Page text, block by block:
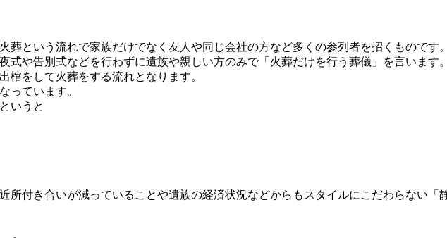
という流れで家族だけでなく友人や同じ会社の方など多くの参列者を招くものです。
や告別式などを行わずに遺族や親しい方のみで「火葬だけを行う葬儀」を言います。
棺をして火葬をする流れとなります。
っています。
いうと
所付き合いが減っていることや遺族の経済状況などからもスタイルにこだわらない「